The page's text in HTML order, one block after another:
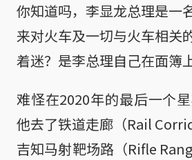
你知道吗，李显龙总理是
来对火车及一切与火车相关
着迷？是李总理自己在面簿
难怪在2020年的最后一个星
他去了铁道走廊（Rail
吉知马射靶场路（Rifle